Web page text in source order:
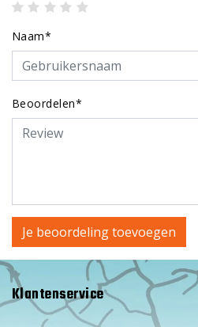
Naam*
Beoordelen*
Je beoordeling toevoegen
Klantenservice